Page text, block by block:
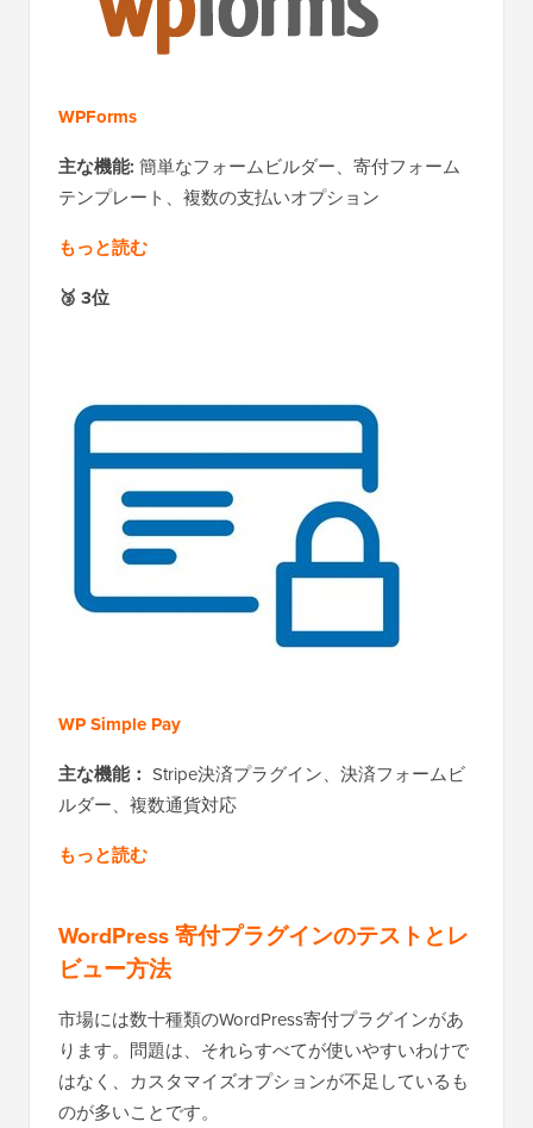
WPForms
主な機能: 簡単なフォームビルダー、寄付フォーム
テンプレート、複数の支払いオプション
もっと読む
🥉 3位
WP Simple Pay
主な機能： Stripe決済プラグイン、決済フォームビ
ルダー、複数通貨対応
もっと読む
WordPress 寄付プラグインのテストとレ
ビュー方法
市場には数十種類のWordPress寄付プラグインがあ
ります。問題は、それらすべてが使いやすいわけで
はなく、カスタマイズオプションが不足しているも
のが多いことです。